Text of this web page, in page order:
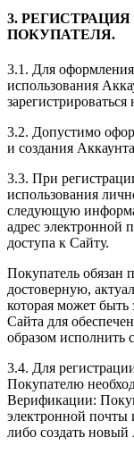
3.
ПОКУПАТЕЛЯ.
3.1. Для
использования
зарегистрироваться
3.2. Допустимо
и создания
3.3. При
использования
следующую
адрес электронной
доступа к Сайту.
Покупатель обязан
достоверную,
которая может
Сайта для
образом исполнить
3.4. Для
Покупателю
Верификации:
электронной почты
либо создать новый